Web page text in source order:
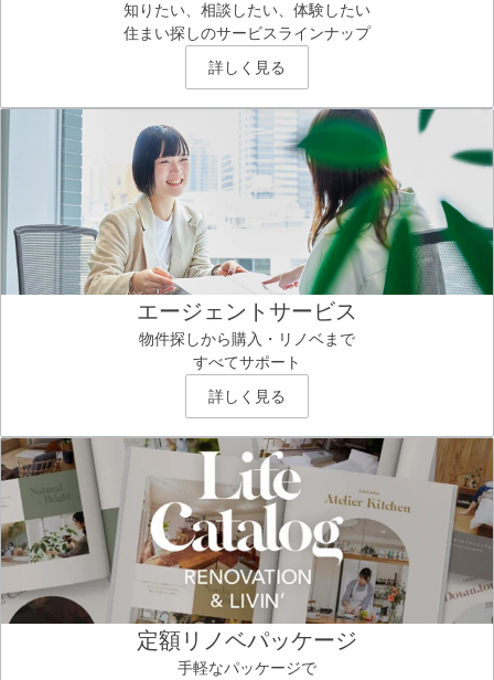
知りたい、相談したい、体験したい
住まい探しのサービスラインナップ
詳しく見る
エージェントサービス
物件探しから購入・リノベまで
すべてサポート
詳しく見る
定額リノベパッケージ
手軽なパッケージで